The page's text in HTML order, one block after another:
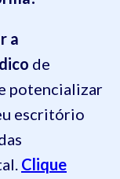
a
de
potencializar
escritório
Clique